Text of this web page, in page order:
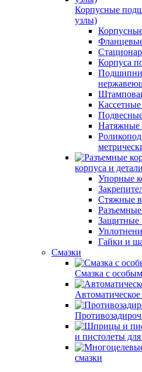
Корпусные
узлы)
Корпуса
Натяжные
корпуса и детали
Упорные
Стяжные
Гайки и
Смазки
Смазка с
и пистолеты
смазки